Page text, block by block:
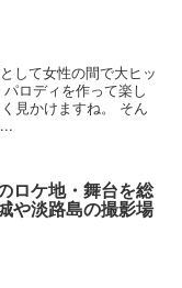
して女性の間で大ヒッ
ロディを作って楽し
見かけますね。 そん
ロケ地・舞台を総
や淡路島の撮影場